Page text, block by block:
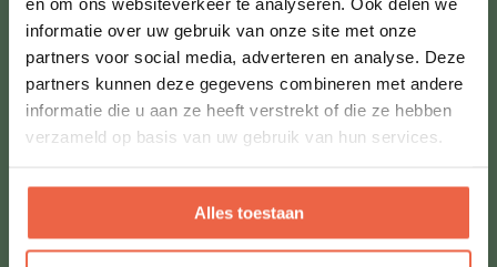
informatie over uw gebruik van onze site met onze
partners voor social media, adverteren en analyse. Deze
partners kunnen deze gegevens combineren met andere
informatie die u aan ze heeft verstrekt of die ze hebben
verzameld op basis van uw gebruik van hun services.
Alles toestaan